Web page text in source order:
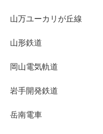
山万ユーカリが丘線
山形鉄道
岡山電気軌道
岩手開発鉄道
岳南電車